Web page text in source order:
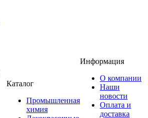
Каталог
Промышленная
химия
Информация
О компании
Наши
новости
Оплата и
доставка